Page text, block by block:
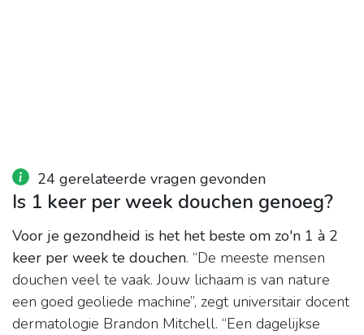
24 gerelateerde vragen gevonden
Is 1 keer per week douchen genoeg?
Voor je gezondheid is het het beste om zo'n 1 à 2
keer per week te douchen. “De meeste mensen
douchen veel te vaak. Jouw lichaam is van nature
een goed geoliede machine”, zegt universitair docent
dermatologie Brandon Mitchell. “Een dagelijkse